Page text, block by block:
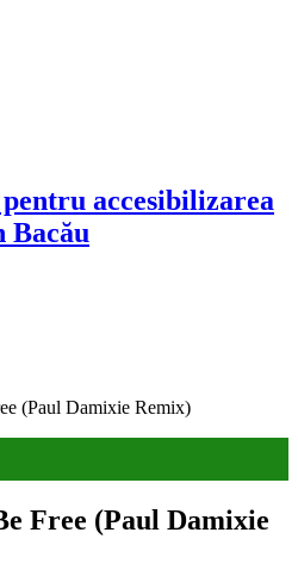
accesibilizarea
(Paul Damixie Remix)
Free (Paul Damixie